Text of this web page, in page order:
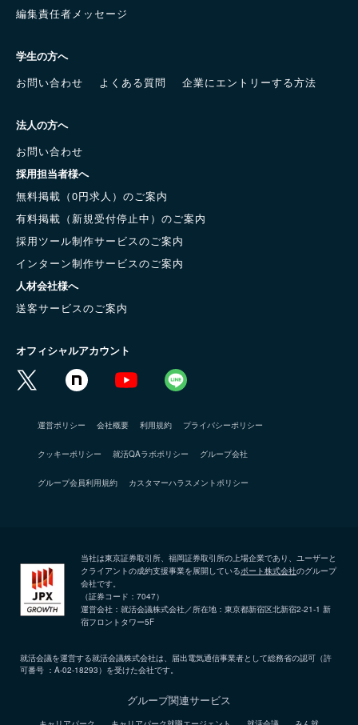
編集責任者メッセージ
学生の方へ
お問い合わせ
よくある質問 企業にエントリーする方法
法人の方へ
お問い合わせ
採用担当者様へ
無料掲載（0円求人）のご案内
有料掲載（新規受付停止中）のご案内
採用ツール制作サービスのご案内
インターン制作サービスのご案内
人材会社様へ
送客サービスのご案内
オフィシャルアカウント
運営ポリシー 会社概要 利用規約 プライバシーポリシー
クッキーポリシー 就活QAラボポリシー グループ会社
グループ会員利用規約 カスタマーハラスメントポリシー
当社は東京証券取引所、福岡証券取引所の上場企業であり、ユーザーと
クライアントの成約支援事業を展開しているポート株式会社のグループ
会社です。
（証券コード：7047）
運営会社：就活会議株式会社／所在地：東京都新宿区北新宿2-21-1 新
宿フロントタワー5F
就活会議を運営する就活会議株式会社は、届出電気通信事業者として総務省の認可（許
可番号 ：A-02-18293）を受けた会社です。